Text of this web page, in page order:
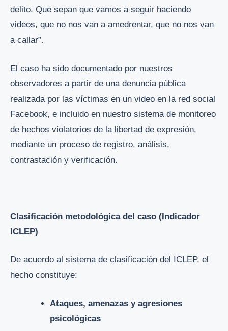
delito. Que sepan que vamos a seguir haciendo
videos, que no nos van a amedrentar, que no nos van
a callar”.
El caso ha sido documentado por nuestros
observadores a partir de una denuncia pública
realizada por las víctimas en un video en la red social
Facebook, e incluido en nuestro sistema de monitoreo
de hechos violatorios de la libertad de expresión,
mediante un proceso de registro, análisis,
contrastación y verificación.
Clasificación metodológica del caso (Indicador
ICLEP)
De acuerdo al sistema de clasificación del ICLEP, el
hecho constituye:
Ataques, amenazas y agresiones
psicológicas